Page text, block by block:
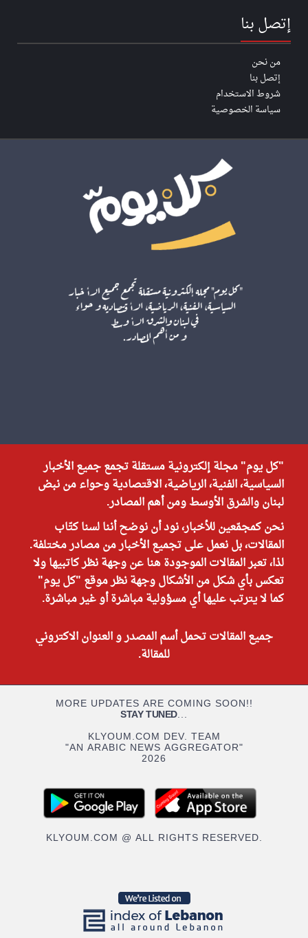
إتصل بنا
من نحن
إتصل بنا
شروط الاستخدام
سياسة الخصوصية
"كل يوم" مجلة إلكترونية مستقلة تجمع جميع الأخبار
السياسية، الفنية، الرياضية، الاقتصادية وحواء من نبض
لبنان والشرق الأوسط ومن أهم المصادر.
نحن كمجمّعين للأخبار، نود أن نوضح أننا لسنا كتّاب
المقالات، بل نعمل على تجميع الأخبار من مصادر مختلفة.
لذا، تعبر المقالات الموجودة هنا عن وجهة نظر كاتبيها ولا
تعكس بأي شكل من الأشكال وجهة نظر موقع "كل يوم"
كما لا يترتب عليها أي مسؤولية مباشرة أو غير مباشرة.
جميع المقالات تحمل أسم المصدر و العنوان الاكتروني
للمقالة.
MORE UPDATES ARE COMING SOON!!
STAY TUNED...
KLYOUM.COM DEV. TEAM
"AN ARABIC NEWS AGGREGATOR"
2026
KLYOUM.COM @ ALL RIGHTS RESERVED.